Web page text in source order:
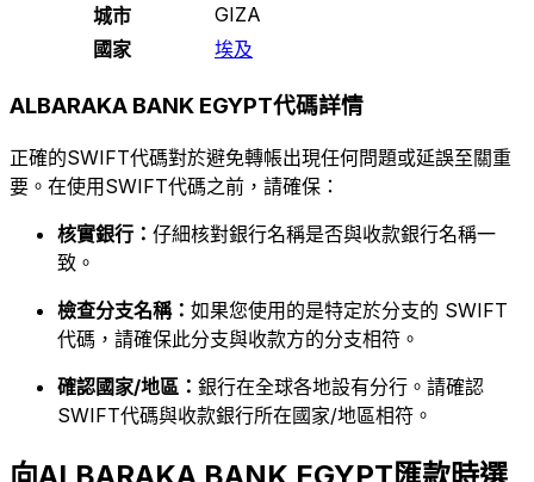
城市
GIZA
國家
埃及
ALBARAKA BANK EGYPT代碼詳情
正確的SWIFT代碼對於避免轉帳出現任何問題或延誤至關重
要。在使用SWIFT代碼之前，請確保：
核實銀行： 仔細核對銀行名稱是否與收款銀行名稱一
致。
檢查分支名稱： 如果您使用的是特定於分支的 SWIFT
代碼，請確保此分支與收款方的分支相符。
確認國家/地區： 銀行在全球各地設有分行。請確認
SWIFT代碼與收款銀行所在國家/地區相符。